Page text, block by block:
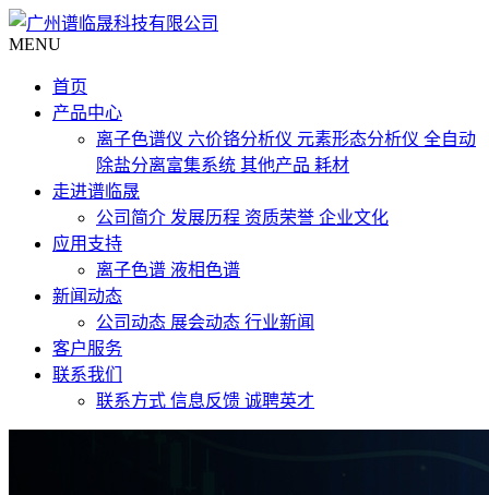
MENU
首页
产品中心
离子色谱仪 六价铬分析仪 元素形态分析仪 全自动
除盐分离富集系统 其他产品 耗材
走进谱临晟
公司简介 发展历程 资质荣誉 企业文化
应用支持
离子色谱 液相色谱
新闻动态
公司动态 展会动态 行业新闻
客户服务
联系我们
联系方式 信息反馈 诚聘英才